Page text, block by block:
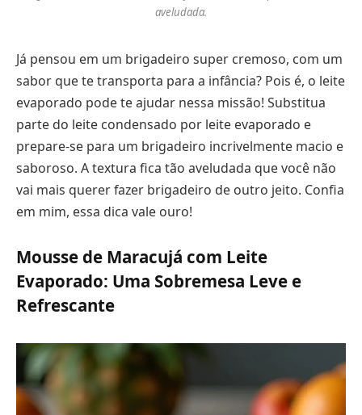
aveludada.
Já pensou em um brigadeiro super cremoso, com um
sabor que te transporta para a infância? Pois é, o leite
evaporado pode te ajudar nessa missão! Substitua
parte do leite condensado por leite evaporado e
prepare-se para um brigadeiro incrivelmente macio e
saboroso. A textura fica tão aveludada que você não
vai mais querer fazer brigadeiro de outro jeito. Confia
em mim, essa dica vale ouro!
Mousse de Maracujá com Leite
Evaporado: Uma Sobremesa Leve e
Refrescante